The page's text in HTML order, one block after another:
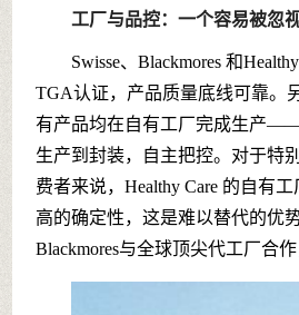
工厂与品控：一个容易被忽
Swisse、Blackmores 和
TGA认证，产品质量底线可靠。
有产品均在自有工厂完成生产——
生产到封装，自主把控。对于特
费者来说，Healthy Care 的自有
高的确定性，这是难以替代的优
Blackmores与全球顶尖代工厂合